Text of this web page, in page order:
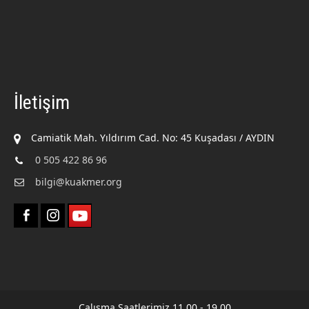
İletişim
Camiatik Mah. Yıldırım Cad. No: 45 Kuşadası / AYDIN
0 505 422 86 96
bilgi@kuakmer.org